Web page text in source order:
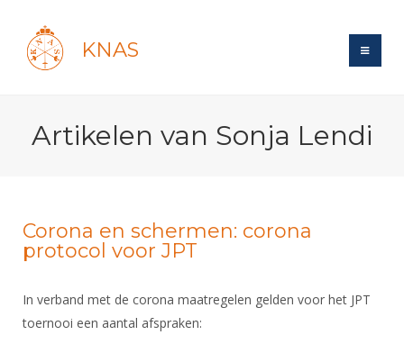
KNAS
Login
Polls
Bond
Lidmaatschap
Reglementen
Introductie
Veteranen
Wat is topsport
Nieuws
NK's
Informatie
Voor de jeugd
Forums
Artikelen van Sonja Lendi
Corona en schermen: corona
protocol voor JPT
In verband met de corona maatregelen gelden voor het JPT
toernooi een aantal afspraken: